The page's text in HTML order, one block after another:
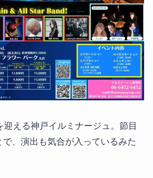
迎える神戸イルミナージュ。節目
、演出も気合が入っているみた